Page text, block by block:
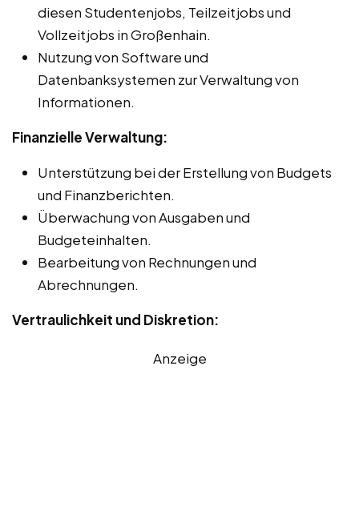
diesen Studentenjobs, Teilzeitjobs und
Vollzeitjobs in Großenhain.
Nutzung von Software und
Datenbanksystemen zur Verwaltung von
Informationen.
Finanzielle Verwaltung:
Unterstützung bei der Erstellung von Budgets
und Finanzberichten.
Überwachung von Ausgaben und
Budgeteinhalten.
Bearbeitung von Rechnungen und
Abrechnungen.
Vertraulichkeit und Diskretion:
Anzeige